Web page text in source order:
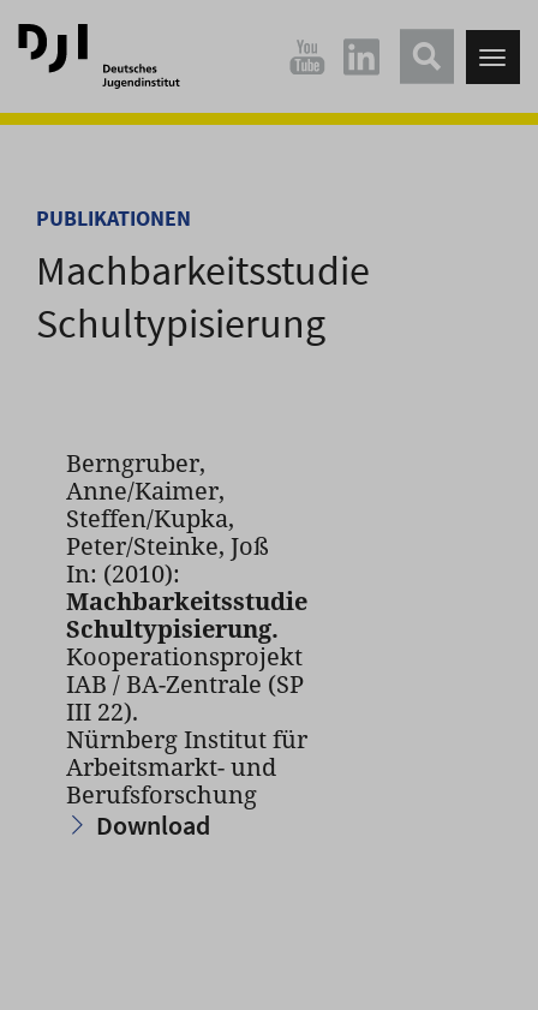
Direkt
zum
Hauptinhalt
Direkt
zum
Hauptmenü
PUBLIKATIONEN
Machbarkeitsstudie
Schultypisierung
Berngruber,
Anne/Kaimer,
Steffen/Kupka,
Peter/Steinke, Joß
In: (2010):
Machbarkeitsstudie
Schultypisierung.
Kooperationsprojekt
IAB / BA-Zentrale (SP
III 22).
Nürnberg Institut für
Arbeitsmarkt- und
Berufsforschung
Download